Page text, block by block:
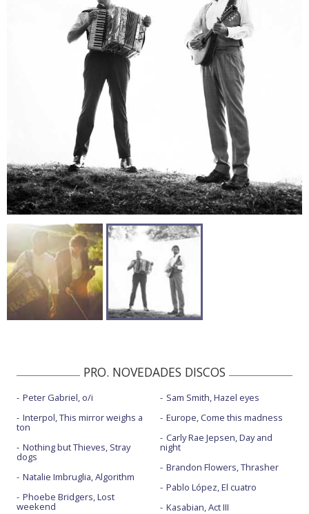
PRO. NOVEDADES DISCOS
Peter Gabriel, o/i
Interpol, This mirror weighs a
ton
Nothing but Thieves, Stray
dogs
Natalie Imbruglia, Algorithm
Phoebe Bridgers, Lost
weekend
Sam Smith, Hazel eyes
Europe, Come this madness
Carly Rae Jepsen, Day and
night
Brandon Flowers, Thrasher
Pablo López, El cuatro
Kasabian, Act III